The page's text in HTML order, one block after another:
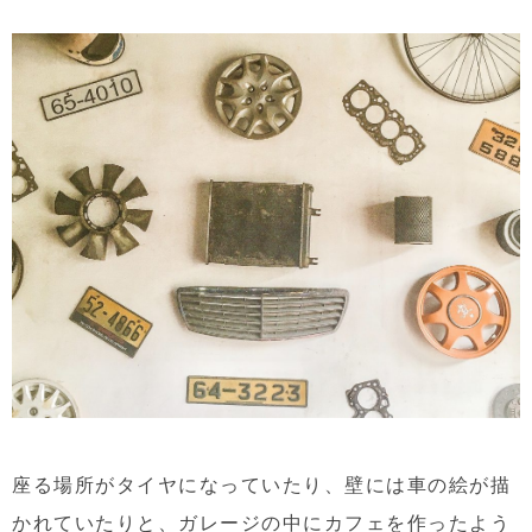
座る場所がタイヤになっていたり、壁には車の絵が描
かれていたりと、ガレージの中にカフェを作ったよう